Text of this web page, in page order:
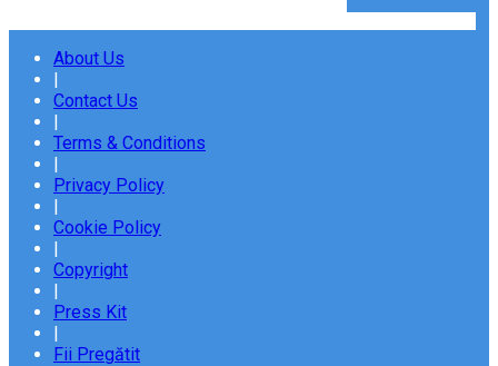
About Us
|
Contact Us
|
Terms & Conditions
|
Privacy Policy
|
Cookie Policy
|
Copyright
|
Press Kit
|
Fii Pregătit